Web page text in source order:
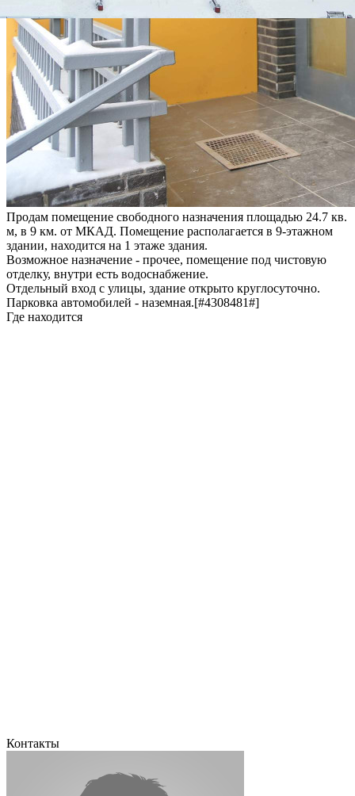
Продам помещение свободного назначения площадью 24.7 кв.
м, в 9 км. от МКАД. Помещение располагается в 9-этажном
здании, находится на 1 этаже здания.
Возможное назначение - прочее, помещение под чистовую
отделку, внутри есть водоснабжение.
Отдельный вход с улицы, здание открыто круглосуточно.
Парковка автомобилей - наземная.[#4308481#]
Где находится
Контакты